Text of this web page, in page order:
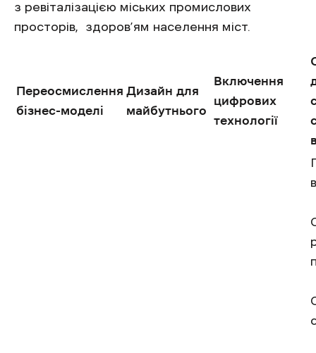
з ревіталізацією міських промислових
просторів, здоров’ям населення міст.
Переосмислення
бізнес-моделі
Дизайн для
майбутнього
Включення
цифрових
технології